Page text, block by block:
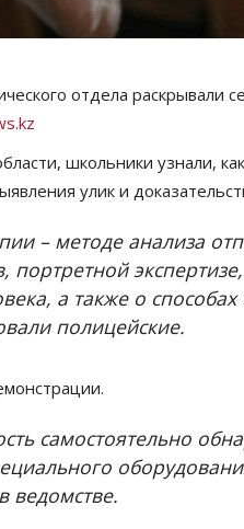
отдела раскрывали
школьники узнали,
улик и
– методе анализа
портретной
а также о
полицейские.
самостоятельно
ведомстве.